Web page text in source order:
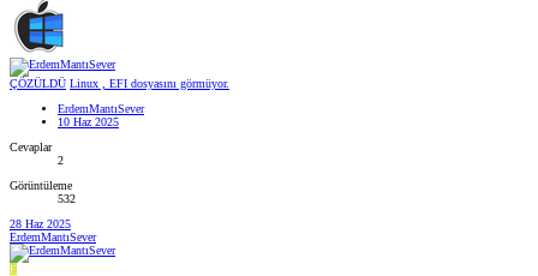
ÇÖZÜLDÜ Linux , EFI dosyasını görmüyor.
ErdemMantıSever
10 Haz 2025
Cevaplar
2
Görüntüleme
532
28 Haz 2025
ErdemMantıSever
E